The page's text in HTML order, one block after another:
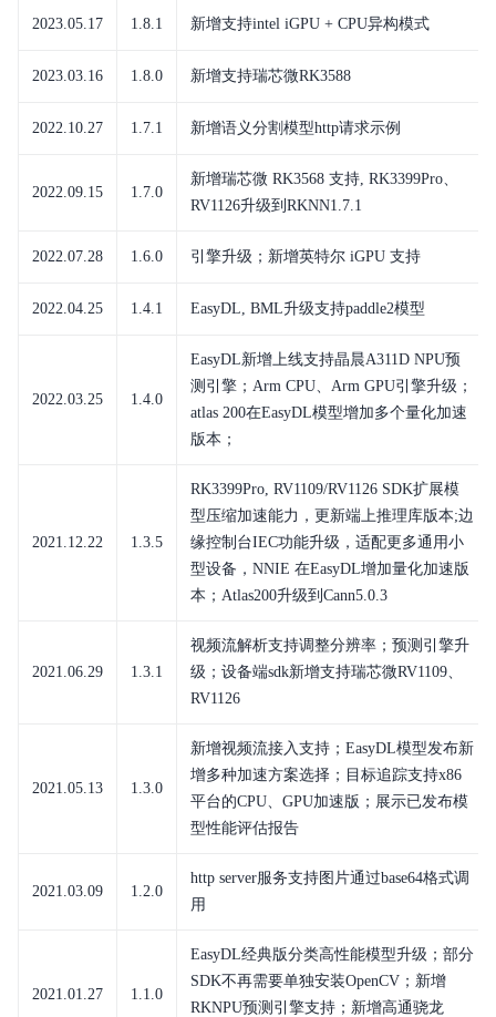
2023.05.17 1.8.1 新增支持intel iGPU + CPU异构模式
2023.03.16 1.8.0 新增支持瑞芯微RK3588
2022.10.27 1.7.1 新增语义分割模型http请求示例
2022.09.15 1.7.0
新增瑞芯微 RK3568 支持, RK3399Pro、
RV1126升级到RKNN1.7.1
2022.07.28 1.6.0 引擎升级；新增英特尔 iGPU 支持
2022.04.25 1.4.1 EasyDL, BML升级支持paddle2模型
2022.03.25 1.4.0
EasyDL新增上线支持晶晨A311D NPU预
测引擎；Arm CPU、Arm GPU引擎升级；
atlas 200在EasyDL模型增加多个量化加速
版本；
2021.12.22 1.3.5
RK3399Pro, RV1109/RV1126 SDK扩展模
型压缩加速能力，更新端上推理库版本;边
缘控制台IEC功能升级，适配更多通用小
型设备，NNIE 在EasyDL增加量化加速版
本；Atlas200升级到Cann5.0.3
2021.06.29 1.3.1
视频流解析支持调整分辨率；预测引擎升
级；设备端sdk新增支持瑞芯微RV1109、
RV1126
2021.05.13 1.3.0
新增视频流接入支持；EasyDL模型发布新
增多种加速方案选择；目标追踪支持x86
平台的CPU、GPU加速版；展示已发布模
型性能评估报告
2021.03.09 1.2.0
http server服务支持图片通过base64格式调
用
2021.01.27 1.1.0
EasyDL经典版分类高性能模型升级；部分
SDK不再需要单独安装OpenCV；新增
RKNPU预测引擎支持；新增高通骁龙